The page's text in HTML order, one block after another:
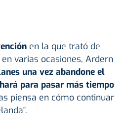
en la que trató de
varias ocasiones, Ardern
una vez abandone el
para pasar más tiempo
piensa en cómo continuar